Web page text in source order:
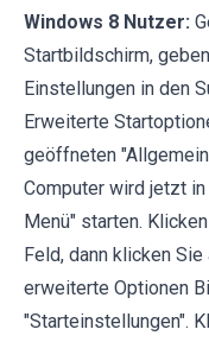
Windows 8 Nutzer:
Startbildschirm,
Einstellungen in den
Erweiterte
geöffneten
Computer wird jetzt
Menü" starten.
Feld, dann klicken
erweiterte Optionen
"Starteinstellungen".